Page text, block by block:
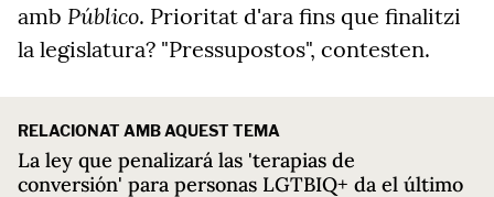
amb Público. Prioritat d'ara fins que finalitzi
la legislatura? "Pressupostos", contesten.
RELACIONAT AMB AQUEST TEMA
La ley que penalizará las 'terapias de
conversión' para personas LGTBIQ+ da el último